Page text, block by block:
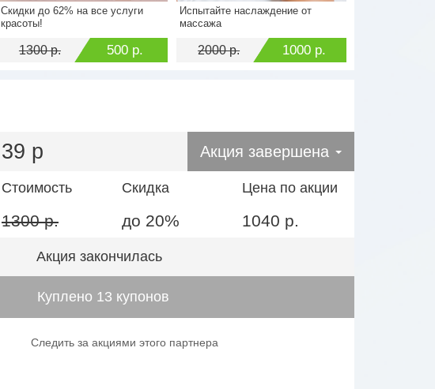
Стоимость
1300 р.
Экономия
Скидки до 62% на все услуги
красоты!
1300 р. 500 р.
Стоимость
2000 р.
Экономия
Испытайте наслаждение от
массажа
2000 р. 1000 р.
39 р Акция завершена
Стоимость
1300 р.
Скидка
до 20%
Цена по акции
1040 р.
Акция закончилась
Куплено 13 купонов
Следить за акциями этого партнера